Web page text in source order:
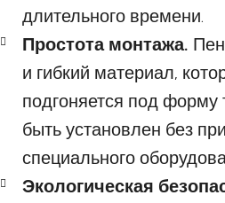
длительного времени.
Простота монтажа.
и гибкий материал,
подгоняется под
быть установлен без
специального
Экологическая